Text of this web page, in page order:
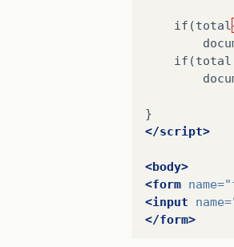
if(total
if(total
</script>
<body>
<form name=
<input
name=
</form>